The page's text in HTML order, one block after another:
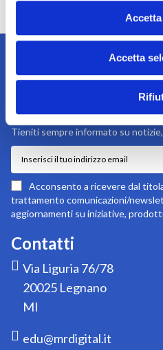
Accetta
Contatti
Via Liguria 76/78
20025 Legnano
MI
edu@mrdigital.it
Iscriviti alla
Tieniti sempre informato su
Iscriviti
alla
nostra
newsletter:
Acconsento a ricevere dal
trattamento comunicazioni/
aggiornamenti su iniziative,